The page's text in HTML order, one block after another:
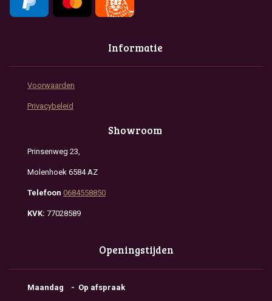
Informatie
Voorwaarden
Privacybeleid
Showroom
Prinsenweg 23,
Molenhoek 6584 AZ
Telefoon 0684558850
KVK: 77028589
Openingstijden
Maandag - Op afspraak